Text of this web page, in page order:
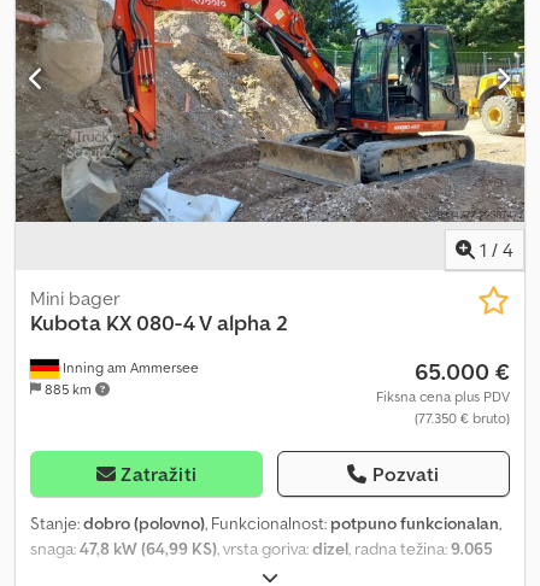
1 / 4
Inning am Ammersee
885 km
Mini bager
Kubota KX 080-4 V alpha 2
65.000 €
Fiksna cena plus PDV
(77.350 € bruto)
Zatražiti Pozvati
Stanje:dobro (polovno), Funkcionalnost: potpuno funkcionalan,
snaga:47,8 kW (64,99 KS), vrsta goriva:dizel, radna težina:9.065
, radni sati: